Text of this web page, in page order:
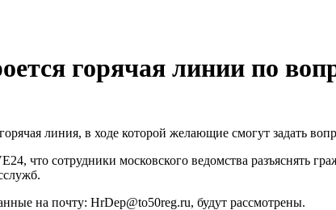
горячая линии по
линия, в ходе которой желающие смогут задать
что сотрудники московского ведомства разъяснять
на почту: HrDep@to50reg.ru, будут рассмотрены.